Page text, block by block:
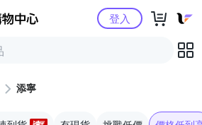
Yahoo購物中心登入
添寧